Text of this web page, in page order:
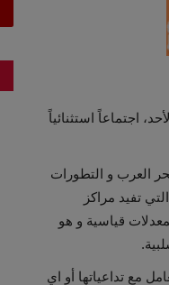
اجتماعاً استثنائياً
العرب و التطورات
تفيد مراكز
قياسية و هو
مع تداعياتها أو اي